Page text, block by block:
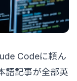
Codeに頼ん
語記事が全部英